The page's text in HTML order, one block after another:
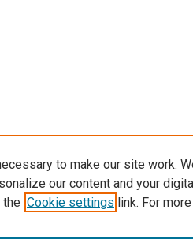
to make our site work.
our content and your
Cookie settings link. For